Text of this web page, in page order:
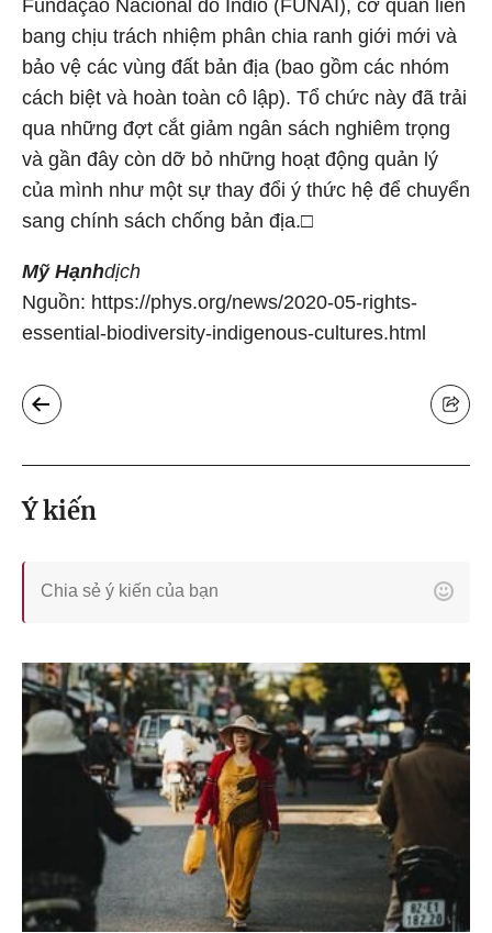
Fundação Nacional do Índio (FUNAI), cơ quan liên
bang chịu trách nhiệm phân chia ranh giới mới và
bảo vệ các vùng đất bản địa (bao gồm các nhóm
cách biệt và hoàn toàn cô lập). Tổ chức này đã trải
qua những đợt cắt giảm ngân sách nghiêm trọng
và gần đây còn dỡ bỏ những hoạt động quản lý
của mình như một sự thay đổi ý thức hệ để chuyển
sang chính sách chống bản địa.□
Mỹ Hạnhdịch
Nguồn: https://phys.org/news/2020-05-rights-
essential-biodiversity-indigenous-cultures.html
Ý kiến